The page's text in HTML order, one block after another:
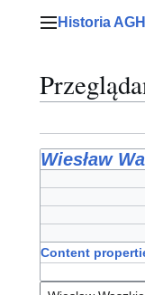
Menu główne
Historia AGH
Wiesław
Content